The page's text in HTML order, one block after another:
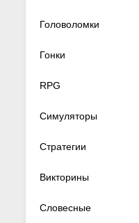
Головоломки
Гонки
RPG
Симуляторы
Стратегии
Викторины
Словесные